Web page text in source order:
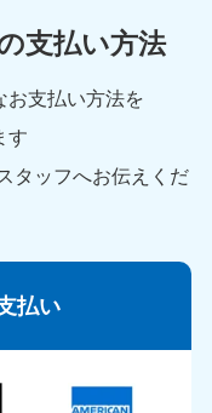
支払い方法
お支払い方法を
す
タッフへお伝えくだ
払い